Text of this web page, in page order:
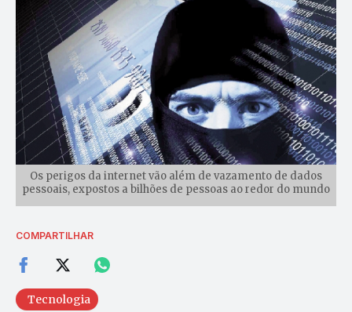
Os perigos da internet vão além de vazamento de dados
pessoais, expostos a bilhões de pessoas ao redor do mundo
COMPARTILHAR
Tecnologia